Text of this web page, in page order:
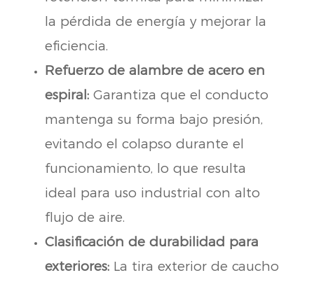
la pérdida de energía y mejorar la
eficiencia.
Refuerzo de alambre de acero en
espiral:Garantiza que el conducto
mantenga su forma bajo presión,
evitando el colapso durante el
funcionamiento, lo que resulta
ideal para uso industrial con alto
flujo de aire.
Clasificación de durabilidad para
exteriores:La tira exterior de caucho